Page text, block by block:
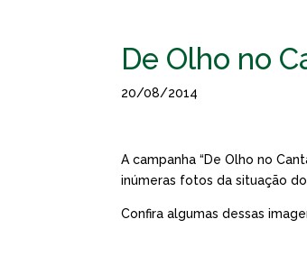
De Olho no
20/08/2014
A campanha “De Olho no
inúmeras fotos da situação
Confira algumas dessas